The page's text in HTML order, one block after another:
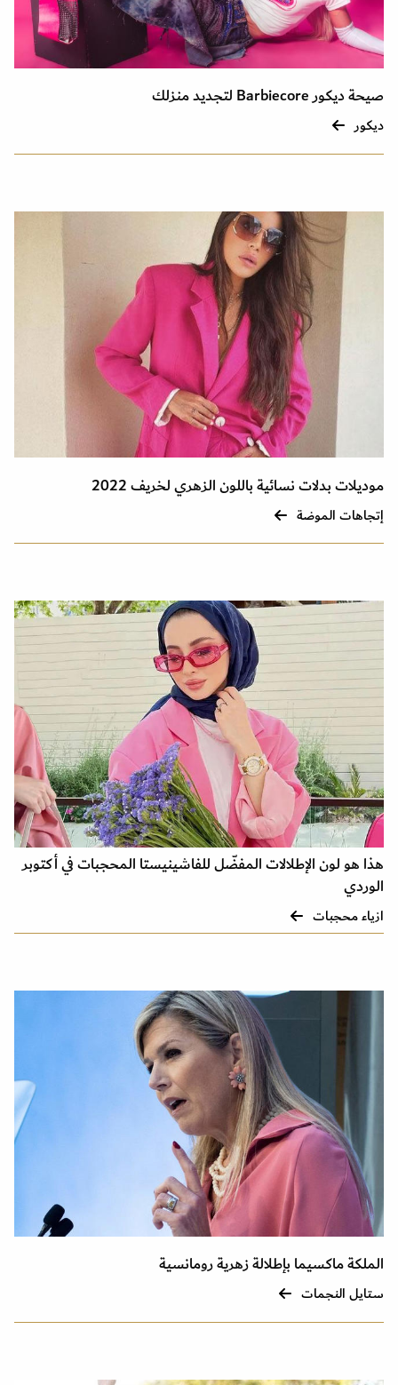
صيحة ديكور Barbiecore لتجديد منزلك
ديكور
موديلات بدلات نسائية باللون الزهري لخريف 2022
إتجاهات الموضة
هذا هو لون الإطلالات المفضّل للفاشينيستا المحجبات في أكتوبر
الوردي
ازياء محجبات
الملكة ماكسيما بإطلالة زهرية رومانسية
ستايل النجمات